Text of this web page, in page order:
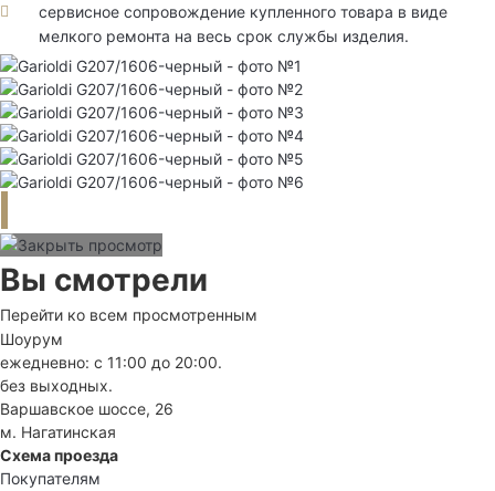
сервисное сопровождение купленного товара в виде
мелкого ремонта на весь срок службы изделия.
Вы смотрели
Перейти ко всем просмотренным
Шоурум
ежедневно: с 11:00 до 20:00.
без выходных.
Варшавское шоссе, 26
м. Нагатинская
Схема проезда
Покупателям